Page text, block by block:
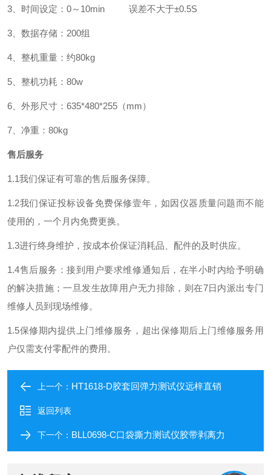
3、时间设定：0～10min 误差不大于±0.5S
3、数据存储：200组
4、整机重量：约80kg
5、整机功耗：80w
6、外形尺寸：635*480*255（mm）
7、净重：80kg
售后服务
1.1我们保证有可靠的售后服务保障。
1.2我们保证投标设备免费保修壹年，如因仪器质量问题而不能
使用的，一个月内免费更换。
1.3进行终身维护，按成本价保证消耗品、配件的及时供应。
1.4售后服务：接到用户要求维修通知后，在半小时内给予明确
的解决措施；一旦发生故障用户无力排除，则在7日内派出专门
维修人员到现场维修。
1.5保修期内提供上门维修服务，超出保修期后上门维修服务用
户仅需支付零配件的费用。
上一个： HT1618-D胶套回弹力测试仪远梓直销
返回列表
下一个： BLL0698-C口袋撕力测试仪胶带剥离力